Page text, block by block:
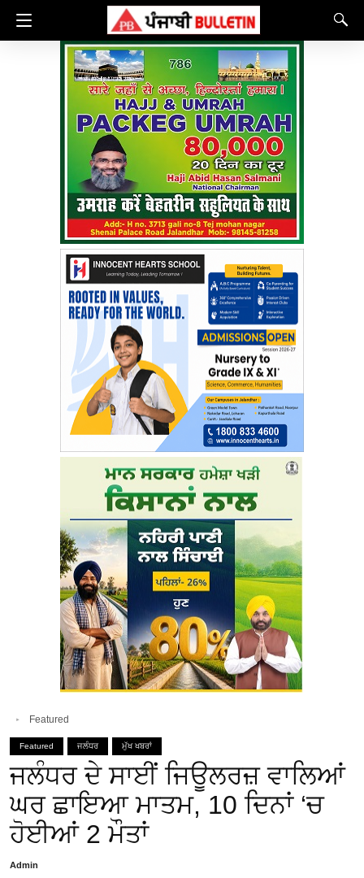
Featured
Featured ਜਲੰਧਰ ਮੁੱਖ ਖਬਰਾਂ
ਜਲੰਧਰ ਦੇ ਸਾਈਂ ਜਿਊਲਰਜ਼ ਵਾਲਿਆਂ
ਘਰ ਛਾਇਆ ਮਾਤਮ, 10 ਦਿਨਾਂ ‘ਚ
ਹੋਈਆਂ 2 ਮੌਤਾਂ
Admin